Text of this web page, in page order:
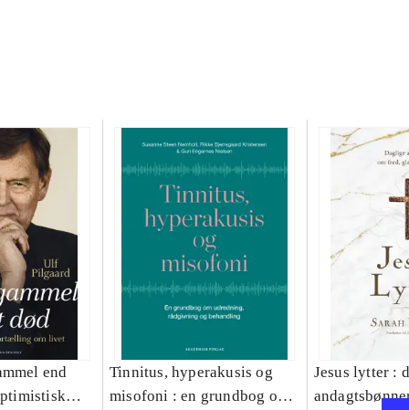
end
Tinnitus, hyperakusis og
misofoni : en grundbog om
Jesus lytter :